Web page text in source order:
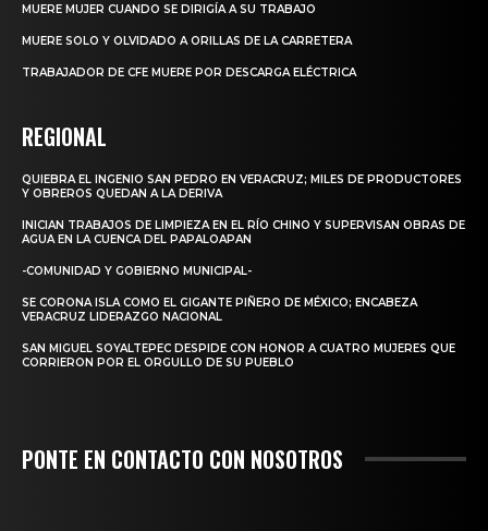
MUERE MUJER CUANDO SE DIRIGÍA A SU TRABAJO
MUERE SOLO Y OLVIDADO A ORILLAS DE LA CARRETERA
TRABAJADOR DE CFE MUERE POR DESCARGA ELÉCTRICA
REGIONAL
QUIEBRA EL INGENIO SAN PEDRO EN VERACRUZ; MILES DE PRODUCTORES
Y OBREROS QUEDAN A LA DERIVA
INICIAN TRABAJOS DE LIMPIEZA EN EL RÍO CHINO Y SUPERVISAN OBRAS DE
AGUA EN LA CUENCA DEL PAPALOAPAN
-COMUNIDAD Y GOBIERNO MUNICIPAL-
SE CORONA ISLA COMO EL GIGANTE PIÑERO DE MÉXICO; ENCABEZA
VERACRUZ LIDERAZGO NACIONAL
SAN MIGUEL SOYALTEPEC DESPIDE CON HONOR A CUATRO MUJERES QUE
CORRIERON POR EL ORGULLO DE SU PUEBLO
PONTE EN CONTACTO CON NOSOTROS